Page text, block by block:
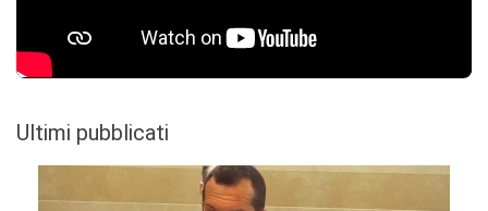
Ultimi pubblicati